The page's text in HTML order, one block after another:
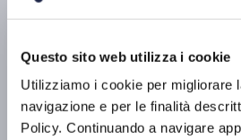
Questo sito web utilizza i cookie
Utilizziamo i cookie per migliorare
navigazione e per le finalità
Policy. Continuando a navigare